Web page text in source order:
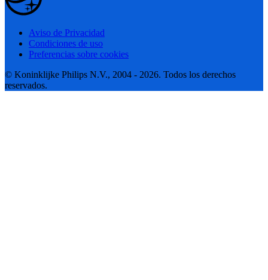
Aviso de Privacidad
Condiciones de uso
Preferencias sobre cookies
© Koninklijke Philips N.V., 2004 - 2026. Todos los derechos
reservados.